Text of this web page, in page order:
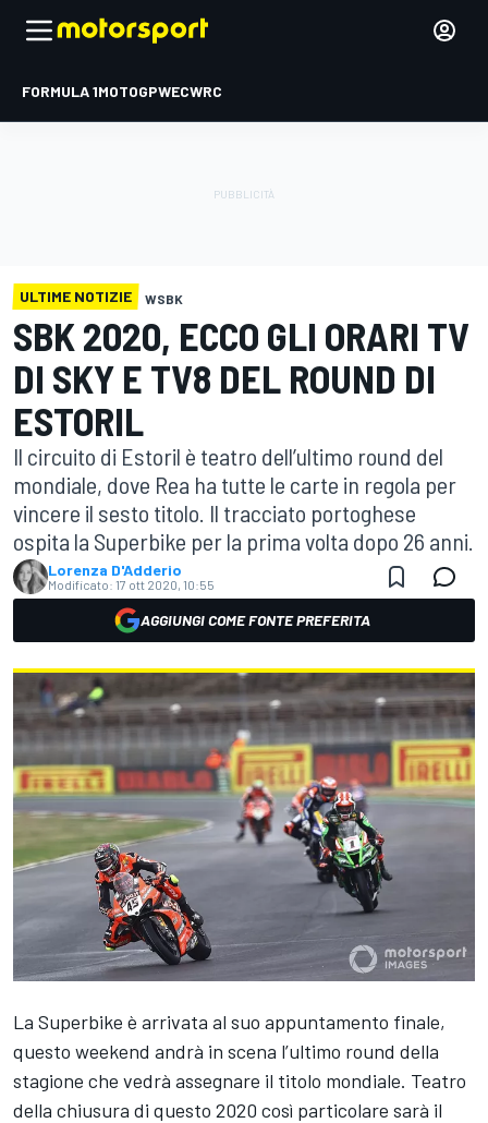
FORMULA 1MOTOGPWECWRC
ULTIME NOTIZIE WSBK
SBK 2020, ECCO GLI ORARI TV
DI SKY E TV8 DEL ROUND DI
ESTORIL
Il circuito di Estoril è teatro dell’ultimo round del
mondiale, dove Rea ha tutte le carte in regola per
vincere il sesto titolo. Il tracciato portoghese
ospita la Superbike per la prima volta dopo 26 anni.
Lorenza D'Adderio
Modificato: 17 ott 2020, 10:55
AGGIUNGI COME FONTE PREFERITA
La Superbike è arrivata al suo appuntamento finale,
questo weekend andrà in scena l’ultimo round della
stagione che vedrà assegnare il titolo mondiale. Teatro
della chiusura di questo 2020 così particolare sarà il